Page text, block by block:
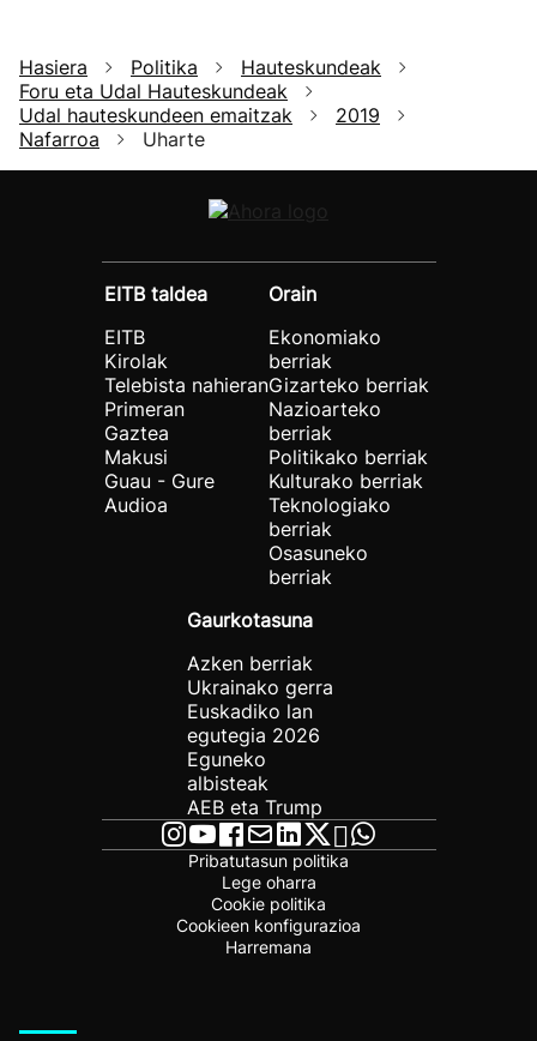
Hasiera Politika
Hauteskundeak
Foru eta Udal Hauteskundeak
Udal hauteskundeen emaitzak
2019
Nafarroa
Uharte
EITB taldea
EITB
Kirolak
Telebista nahieran
Primeran
Gaztea
Makusi
Guau - Gure
Audioa
Orain
Ekonomiako
berriak
Gizarteko berriak
Nazioarteko
berriak
Politikako berriak
Kulturako berriak
Teknologiako
berriak
Osasuneko
berriak
Gaurkotasuna
Azken berriak
Ukrainako gerra
Euskadiko lan
egutegia 2026
Eguneko
albisteak
AEB eta Trump
Pribatutasun politika
Lege oharra
Cookie politika
Cookieen konfigurazioa
Harremana